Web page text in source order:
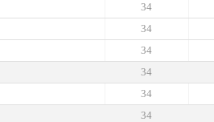
34
34
34
34
34
34